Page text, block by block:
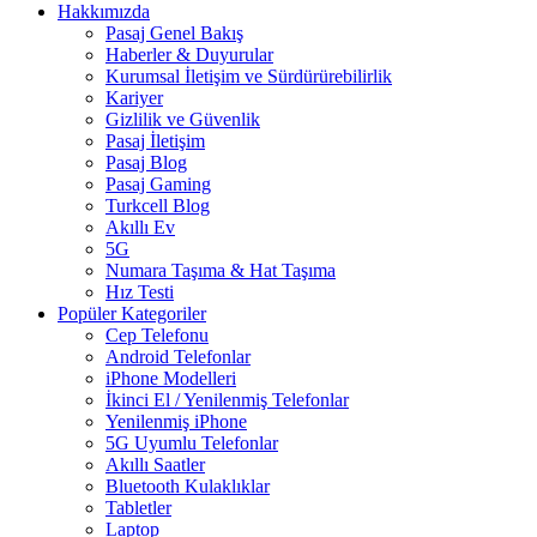
Hakkımızda
Pasaj Genel Bakış
Haberler & Duyurular
Kurumsal İletişim ve Sürdürürebilirlik
Kariyer
Gizlilik ve Güvenlik
Pasaj İletişim
Pasaj Blog
Pasaj Gaming
Turkcell Blog
Akıllı Ev
5G
Numara Taşıma & Hat Taşıma
Hız Testi
Popüler Kategoriler
Cep Telefonu
Android Telefonlar
iPhone Modelleri
İkinci El / Yenilenmiş Telefonlar
Yenilenmiş iPhone
5G Uyumlu Telefonlar
Akıllı Saatler
Bluetooth Kulaklıklar
Tabletler
Laptop